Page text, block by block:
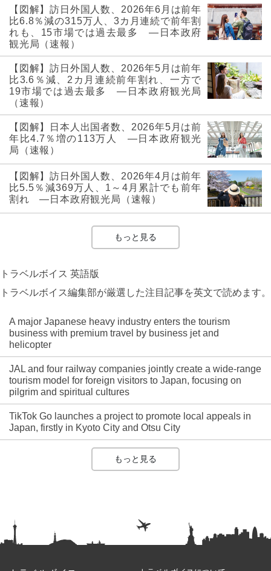
【図解】訪日外国人数、2026年6月は前年
比6.8％減の315万人、3カ月連続で前年割
れも、15市場では過去最多 ―日本政府
観光局（速報）
【図解】訪日外国人数、2026年5月は前年
比3.6％減、2カ月連続前年割れ、一方で
19市場では過去最多 ―日本政府観光局
（速報）
【図解】日本人出国者数、2026年5月は前
年比4.7％増の113万人 ―日本政府観光
局（速報）
【図解】訪日外国人数、2026年4月は前年
比5.5％減369万人、1～4月累計でも前年
割れ ―日本政府観光局（速報）
もっと見る
トラベルボイス 英語版
トラベルボイス編集部が厳選した注目記事を英文で読めます。
A major Japanese heavy industry enters the tourism
business with premium travel by business jet and
helicopter
JAL and four railway companies jointly create a wide-range
tourism model for foreign visitors to Japan, focusing on
pilgrim and spiritual cultures
TikTok Go launches a project to promote local appeals in
Japan, firstly in Kyoto City and Otsu City
もっと見る